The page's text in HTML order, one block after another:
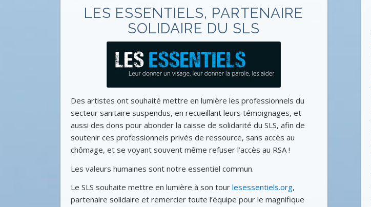
LES ESSENTIELS, PARTENAIRE
SOLIDAIRE DU SLS
Des artistes ont souhaité mettre en lumière les professionnels du
secteur sanitaire suspendus, en recueillant leurs témoignages, et
aussi des dons pour abonder la caisse de solidarité du SLS, afin de
soutenir ces professionnels privés de ressource, sans accès au
chômage, et se voyant souvent même refuser l’accès au RSA !
Les valeurs humaines sont notre essentiel commun.
Le SLS souhaite mettre en lumière à son tour lesessentiels.org,
partenaire solidaire et remercier toute l’équipe pour le magnifique